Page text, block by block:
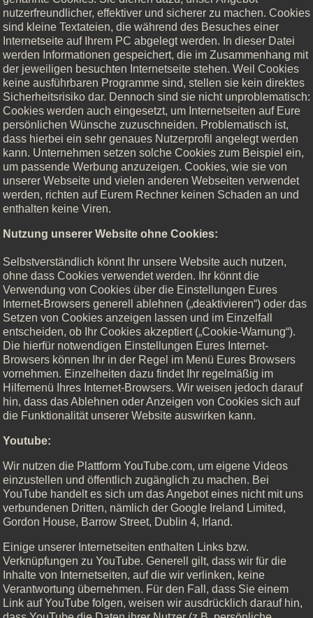
nutzerfreundlicher, effektiver und sicherer zu machen. Cookies
sind kleine Textateien, die während des Besuches einer
Internetseite auf Ihrem PC abgelegt werden. In dieser Datei
werden Informationen gespeichert, die im Zusammenhang mit
der jeweiligen besuchten Internetseite stehen. Weil Cookies
keine ausführbaren Programme sind, stellen sie kein direktes
Sicherheitsrisiko dar. Dennoch sind sie nicht unproblematisch:
Cookies werden auch eingesetzt, um Internetseiten auf Eure
persönlichen Wünsche zuzuschneiden. Problematisch ist,
dass hierbei ein sehr genaues Nutzerprofil angelegt werden
kann. Unternehmen setzen solche Cookies zum Beispiel ein,
um passende Werbung anzuzeigen. Cookies, wie sie von
unserer Webseite und vielen anderen Webseiten verwendet
werden, richten auf Eurem Rechner keinen Schaden an und
enthalten keine Viren.
Nutzung unserer Website ohne Cookies:
Selbstverständlich könnt Ihr unsere Website auch nutzen,
ohne dass Cookies verwendet werden. Ihr könnt die
Verwendung von Cookies über die Einstellungen Eures
Internet-Browsers generell ablehnen („deaktivieren“) oder das
Setzen von Cookies anzeigen lassen und im Einzelfall
entscheiden, ob Ihr Cookies akzeptiert („Cookie-Warnung“).
Die hierfür notwendigen Einstellungen Eures Internet-
Browsers können Ihr in der Regel im Menü Eures Browsers
vornehmen. Einzelheiten dazu findet Ihr regelmäßig im
Hilfemenü Ihres Internet-Browsers. Wir weisen jedoch darauf
hin, dass das Ablehnen oder Anzeigen von Cookies sich auf
die Funktionalität unserer Website auswirken kann.
Youtube:
Wir nutzen die Plattform YouTube.com, um eigene Videos
einzustellen und öffentlich zugänglich zu machen. Bei
YouTube handelt es sich um das Angebot eines nicht mit uns
verbundenen Dritten, nämlich der Google Ireland Limited,
Gordon House, Barrow Street, Dublin 4, Irland.
Einige unserer Internetseiten enthalten Links bzw.
Verknüpfungen zu YouTube. Generell gilt, dass wir für die
Inhalte von Internetseiten, auf die wir verlinken, keine
Verantwortung übernehmen. Für den Fall, dass Sie einem
Link auf YouTube folgen, weisen wir ausdrücklich darauf hin,